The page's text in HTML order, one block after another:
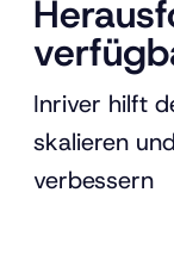
Inriver hilft
skalieren
verbessern